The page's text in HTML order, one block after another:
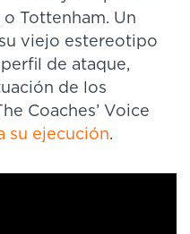
Tottenham. Un
viejo estereotipo
de ataque,
de los
Coaches’ Voice
su ejecución.